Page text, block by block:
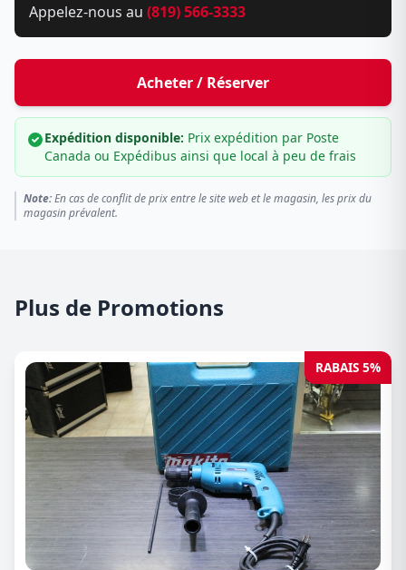
Appelez-nous au (819) 566-3333
Acheter / Réserver
Expédition disponible: Prix expédition par Poste
Canada ou Expédibus ainsi que local à peu de frais
Note:En cas de conflit de prix entre le site web et le magasin, les prix du
magasin prévalent.
Plus de Promotions
RABAIS 5%